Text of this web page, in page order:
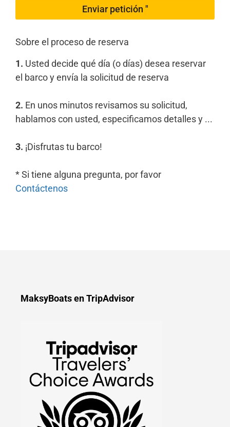
Enviar petición "
Sobre el proceso de reserva
1. Usted decide qué día (o días) desea reservar
el barco y envía la solicitud de reserva
2. En unos minutos revisamos su solicitud,
hablamos con usted, especificamos detalles y ...
3. ¡Disfrutas tu barco!
* Si tiene alguna pregunta, por favor
Contáctenos
MaksyBoats en TripAdvisor